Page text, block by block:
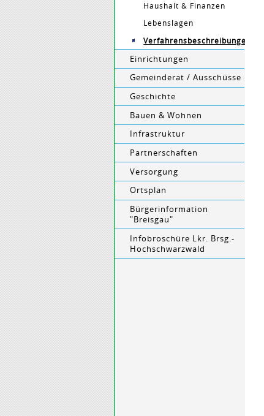
Haushalt & Finanzen
Lebenslagen
Verfahrensbeschreibungen
Einrichtungen
Gemeinderat / Ausschüsse
Geschichte
Bauen & Wohnen
Infrastruktur
Partnerschaften
Versorgung
Ortsplan
Bürgerinformation
"Breisgau"
Infobroschüre Lkr. Brsg.-
Hochschwarzwald